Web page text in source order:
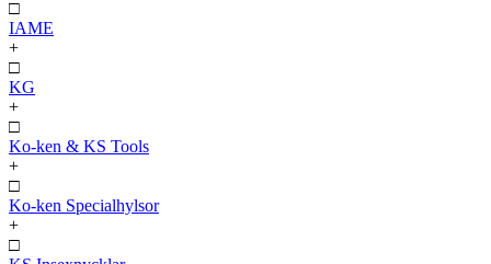
□
IAME
+
□
KG
+
□
Ko-ken & KS Tools
+
□
Ko-ken Specialhylsor
+
□